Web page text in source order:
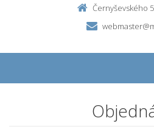
Černyševského